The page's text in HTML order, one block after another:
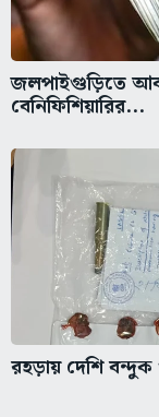
জলপাইগুড়িতে
বেনিফিশিয়ারির...
রহড়ায় দেশি